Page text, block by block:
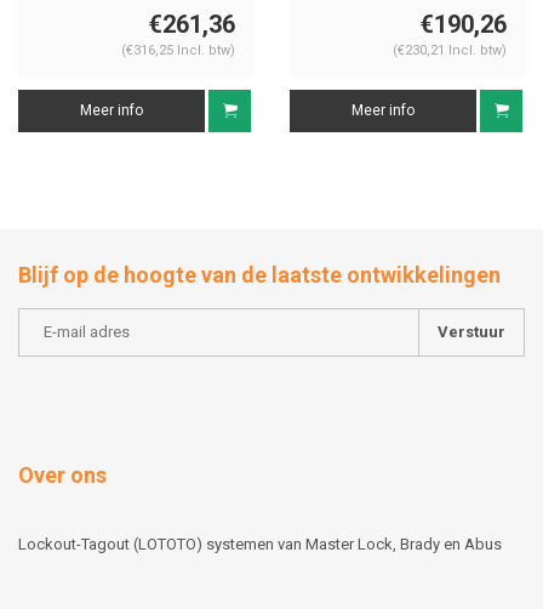
€261,36
(€316,25 Incl. btw)
Meer info
€190,26
(€230,21 Incl. btw)
Meer info
Blijf op de hoogte van de laatste ontwikkelingen
Verstuur
Over ons
Lockout-Tagout (LOTOTO) systemen van Master Lock, Brady en Abus